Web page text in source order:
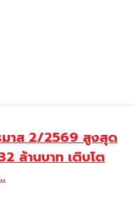
าส 2/2569 สูงสุด
ล้านบาท เติบโต